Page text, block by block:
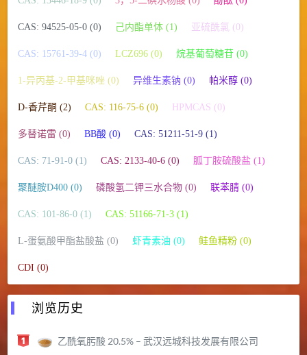
CAS: 94525-05-0 (0) 己内酯单体 (1) 亚硫酰氯 (0)
CAS: 15761-39-4 (0) LCZ696 (0) 烷基葡萄糖苷 (0)
1-异丙基-2-甲基咪唑 (0) 异维生素钠 (0) 帕米醇 (0)
D-香芹酮 (2) CAS: 116-75-6 (0) HPMCAS (0)
多替诺雷 (0) BB酸 (0) CAS: 51211-51-9 (1)
CAS: 71-91-0 (1) CAS: 2133-40-6 (0) 胍丁胺硫酸盐 (1)
聚醚胺D400 (0) 磷酸氢二钾三水合物 (0) 联苯腈 (0)
CAS: 101-86-0 (1) CAS: 51166-71-3 (1)
L-蛋氨酸甲酯盐酸盐 (0) 虾青素油 (0) 鲑鱼精粉 (0)
CDI (0)
浏览历史
乙酰氧肟酸 20.5% – 武汉远城科技发展有限公司